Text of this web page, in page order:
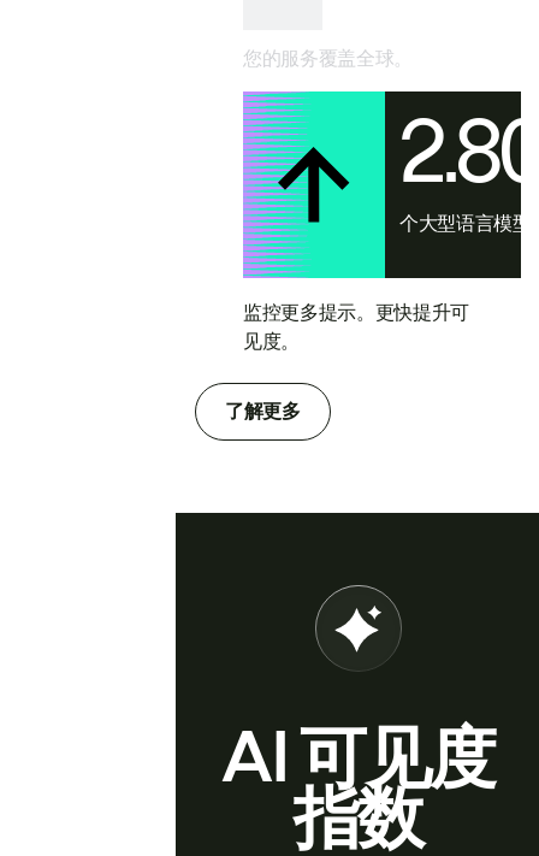
您的服务覆盖全球。
个大型语言模型
监控更多提示。更快提升可
见度。
了解更多
AI 可见度
指数